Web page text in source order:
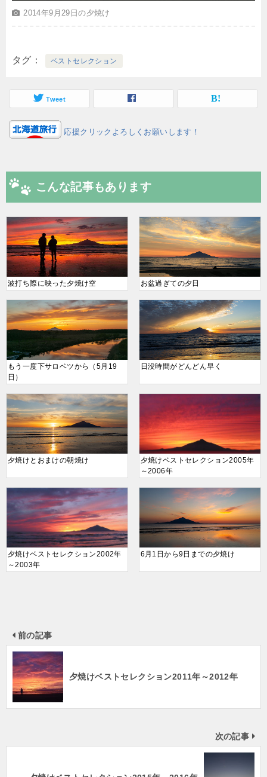
2014年9月29日の夕焼け
タグ ベストセレクション
Tweet
応援クリックよろしくお願いします！
こんな記事もあります
波打ち際に映った夕焼け空 お盆過ぎての夕日
もう一度下サロベツから（5月19
日）
日没時間がどんどん早く
夕焼けとおまけの朝焼け
夕焼けベストセレクション2005年
～2006年
夕焼けベストセレクション2002年
～2003年
6月1日から9日までの夕焼け
前の記事
夕焼けベストセレクション2011年～2012年
次の記事